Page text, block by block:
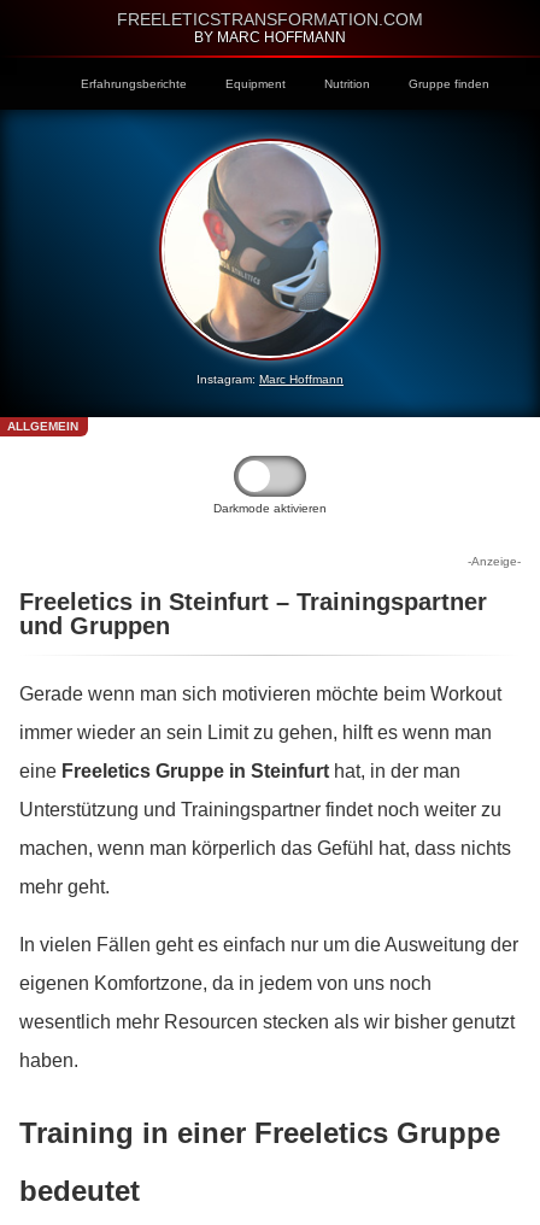
FREELETICSTRANSFORMATION.COM
BY MARC HOFFMANN
Erfahrungsberichte Equipment Nutrition Gruppe finden
Instagram: Marc Hoffmann
ALLGEMEIN
Darkmode aktivieren
-Anzeige-
Freeletics in Steinfurt – Trainingspartner
und Gruppen
Gerade wenn man sich motivieren möchte beim Workout
immer wieder an sein Limit zu gehen, hilft es wenn man
eine Freeletics Gruppe in Steinfurt hat, in der man
Unterstützung und Trainingspartner findet noch weiter zu
machen, wenn man körperlich das Gefühl hat, dass nichts
mehr geht.
In vielen Fällen geht es einfach nur um die Ausweitung der
eigenen Komfortzone, da in jedem von uns noch
wesentlich mehr Resourcen stecken als wir bisher genutzt
haben.
Training in einer Freeletics Gruppe
bedeutet